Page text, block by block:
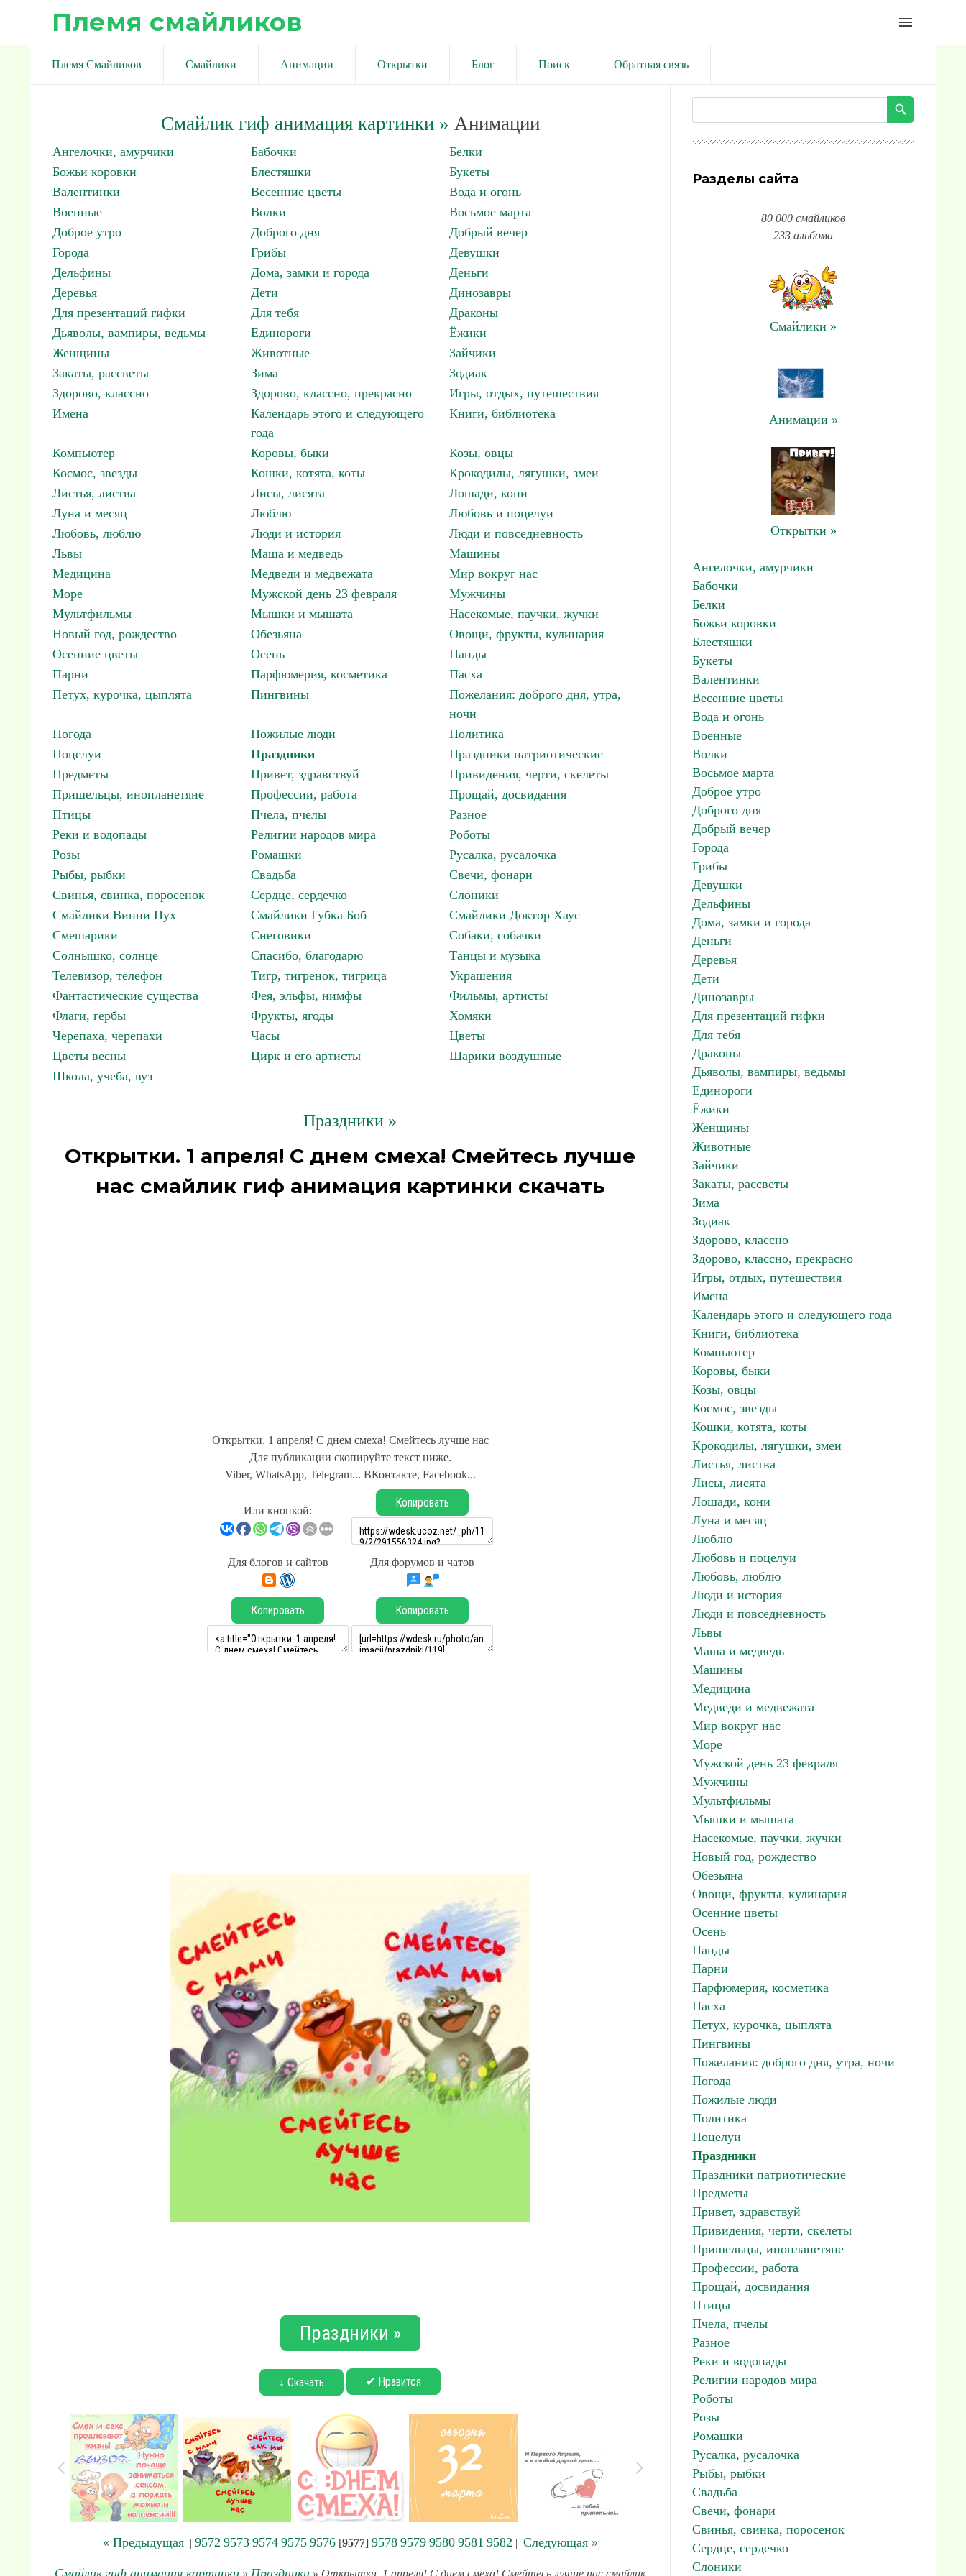
Племя смайликов menu
Племя Смайликов Смайлики Анимации Открытки Блог Поиск Обратная связь
Смайлик гиф анимация картинки» Анимации
Ангелочки, амурчики Бабочки
Белки
Божьи коровки
Блестяшки
Букеты
Валентинки
Весенние цветы
Вода и огонь
Военные
Волки
Восьмое марта
Доброе утро
Доброго дня
Добрый вечер
Города
Грибы
Девушки
Дельфины
Дома, замки и города
Деньги
Деревья
Дети
Динозавры
Для презентаций гифки
Для тебя
Драконы
Дьяволы, вампиры, ведьмы
Единороги
Ёжики
Женщины
Животные
Зайчики
Закаты, рассветы
Зима
Зодиак
Здорово, классно
Здорово, классно, прекрасно
Игры, отдых, путешествия
Имена
Календарь этого и следующего
года
Книги, библиотека
Компьютер Коровы, быки
Козы, овцы
Космос, звезды
Кошки, котята, коты
Крокодилы, лягушки, змеи
Листья, листва
Лисы, лисята
Лошади, кони
Луна и месяц
Люблю
Любовь и поцелуи
Любовь, люблю
Люди и история
Люди и повседневность
Львы
Маша и медведь
Машины
Медицина
Медведи и медвежата
Мир вокруг нас
Море
Мужской день 23 февраля
Мужчины
Мультфильмы
Мышки и мышата
Насекомые, паучки, жучки
Новый год, рождество
Обезьяна
Овощи, фрукты, кулинария
Осенние цветы
Осень
Панды
Парни
Парфюмерия, косметика
Пасха
Петух, курочка, цыплята
Пингвины
Пожелания: доброго дня, утра,
ночи
Погода
Пожилые люди
Политика
Поцелуи
Праздники
Праздники патриотические
Предметы
Привет, здравствуй
Привидения, черти, скелеты
Пришельцы, инопланетяне
Профессии, работа
Прощай, досвидания
Птицы
Пчела, пчелы
Разное
Реки и водопады
Религии народов мира
Роботы
Розы
Ромашки
Русалка, русалочка
Рыбы, рыбки
Свадьба
Свечи, фонари
Свинья, свинка, поросенок
Сердце, сердечко
Слоники
Смайлики Винни Пух
Смайлики Губка Боб
Смайлики Доктор Хаус
Смешарики
Снеговики
Собаки, собачки
Солнышко, солнце
Спасибо, благодарю
Танцы и музыка
Телевизор, телефон
Тигр, тигренок, тигрица
Украшения
Фантастические существа
Фея, эльфы, нимфы
Фильмы, артисты
Флаги, гербы
Фрукты, ягоды
Хомяки
Черепаха, черепахи
Часы
Цветы
Цветы весны
Цирк и его артисты
Шарики воздушные
Школа, учеба, вуз
Праздники »
Открытки. 1 апреля! С днем смеха! Смейтесь лучше
нас смайлик гиф анимация картинки скачать
Открытки. 1 апреля! С днем смеха! Смейтесь лучше нас
Для публикации скопируйте текст ниже.
Viber, WhatsApp, Telegram... ВКонтакте, Facebook...
Или кнопкой:
Копировать
Для блогов и сайтов Для форумов и чатов
Копировать Копировать
Праздники »
↓ Скачать ✔ Нравится
« Предыдущая| 9572 9573 9574 9575 9576[9577] 9578 9579 9580 9581 9582 | Следующая »
Смайлик гиф анимация картинки » Праздники » Открытки. 1 апреля! С днем смеха! Смейтесь лучше нас смайлик
Разделы сайта
80 000 смайликов
233 альбома
Смайлики »
Анимации »
Открытки »
Ангелочки, амурчики
Бабочки
Белки
Божьи коровки
Блестяшки
Букеты
Валентинки
Весенние цветы
Вода и огонь
Военные
Волки
Восьмое марта
Доброе утро
Доброго дня
Добрый вечер
Города
Грибы
Девушки
Дельфины
Дома, замки и города
Деньги
Деревья
Дети
Динозавры
Для презентаций гифки
Для тебя
Драконы
Дьяволы, вампиры, ведьмы
Единороги
Ёжики
Женщины
Животные
Зайчики
Закаты, рассветы
Зима
Зодиак
Здорово, классно
Здорово, классно, прекрасно
Игры, отдых, путешествия
Имена
Календарь этого и следующего года
Книги, библиотека
Компьютер
Коровы, быки
Козы, овцы
Космос, звезды
Кошки, котята, коты
Крокодилы, лягушки, змеи
Листья, листва
Лисы, лисята
Лошади, кони
Луна и месяц
Люблю
Любовь и поцелуи
Любовь, люблю
Люди и история
Люди и повседневность
Львы
Маша и медведь
Машины
Медицина
Медведи и медвежата
Мир вокруг нас
Море
Мужской день 23 февраля
Мужчины
Мультфильмы
Мышки и мышата
Насекомые, паучки, жучки
Новый год, рождество
Обезьяна
Овощи, фрукты, кулинария
Осенние цветы
Осень
Панды
Парни
Парфюмерия, косметика
Пасха
Петух, курочка, цыплята
Пингвины
Пожелания: доброго дня, утра, ночи
Погода
Пожилые люди
Политика
Поцелуи
Праздники
Праздники патриотические
Предметы
Привет, здравствуй
Привидения, черти, скелеты
Пришельцы, инопланетяне
Профессии, работа
Прощай, досвидания
Птицы
Пчела, пчелы
Разное
Реки и водопады
Религии народов мира
Роботы
Розы
Ромашки
Русалка, русалочка
Рыбы, рыбки
Свадьба
Свечи, фонари
Свинья, свинка, поросенок
Сердце, сердечко
Слоники